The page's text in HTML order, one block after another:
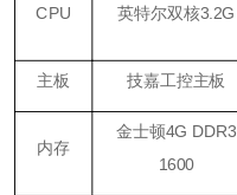
CPU 英特尔双核3.2G
主板 技嘉工控主板
内存
金士顿4G DDR3
1600